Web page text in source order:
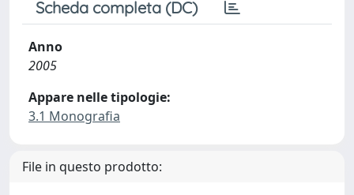
Scheda completa (DC)
Anno
2005
Appare nelle tipologie:
3.1 Monografia
File in questo prodotto: